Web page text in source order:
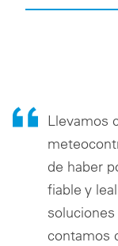
Llevamos
de haber
fiable y
contamos